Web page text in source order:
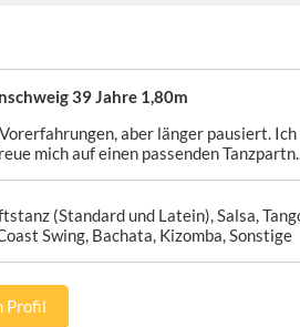
39 Jahre 1,80m
aber länger pausiert.
mich auf einen passenden
(Standard und Latein), Salsa,
Swing, Bachata, Kizomba, Sonstige
Profil